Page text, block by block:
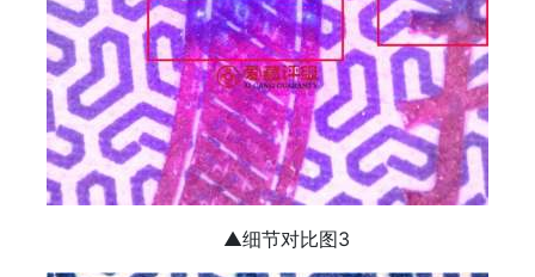
▲细节对比图3